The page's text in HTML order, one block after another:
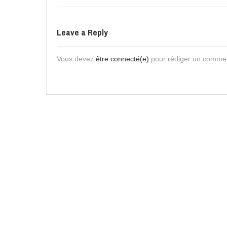
Leave a Reply
Vous devez être connecté(e) pour rédiger un